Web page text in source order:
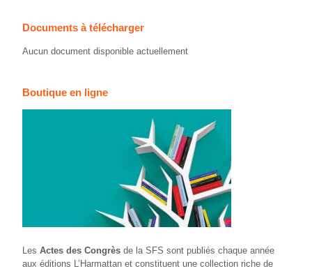
Documents à télécharger
Aucun document disponible actuellement
Boutique en ligne
Les Actes des Congrès de la SFS sont publiés chaque année
aux éditions L’Harmattan et constituent une collection riche de